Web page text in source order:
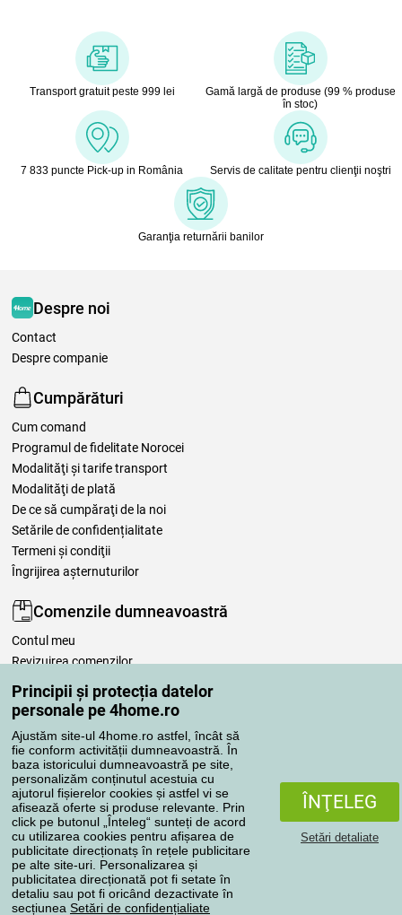
Principii și protecția datelor
personale pe 4home.ro
Ajustăm site-ul 4home.ro astfel, încât să
fie conform activității dumneavoastră. În
baza istoricului dumneavoastră pe site,
personalizăm conținutul acestuia cu
ajutorul fișierelor cookies și astfel vi se
afisează oferte si produse relevante. Prin
click pe butonul „Înteleg“ sunteți de acord
cu utilizarea cookies pentru afișarea de
publicitate direcționatș în rețele publicitare
pe alte site-uri. Personalizarea și
publicitatea direcționată pot fi setate în
detaliu sau pot fi oricând dezactivate în
secțiunea Setări de confidențialiate
ÎNŢELEG
Setări detaliate
Transport gratuit peste 999 lei
Gamă largă de produse (99 % produse
în stoc)
7 833 puncte Pick-up in România Servis de calitate pentru clienţii noştri
Garanţia returnării banilor
Despre noi
Contact
Despre companie
Cumpărături
Cum comand
Programul de fidelitate Norocei
Modalităţi şi tarife transport
Modalităţi de plată
De ce să cumpăraţi de la noi
Setările de confidențialitate
Termeni şi condiţii
Îngrijirea așternuturilor
Comenzile dumneavoastră
Contul meu
Revizuirea comenzilor
Reclamaţii
Retragere de la contract
Regulile de procesare a recenziilor
Metode de transport
Metode de plată
Magazin de încredere